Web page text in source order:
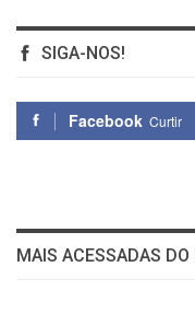
SIGA-NOS!
Facebook Curtir
MAIS ACESSADAS DO